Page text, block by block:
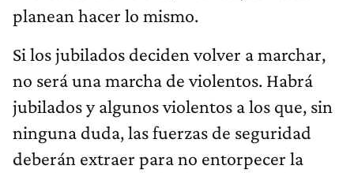
planean hacer lo mismo.
Si los jubilados deciden volver a marchar,
no será una marcha de violentos. Habrá
jubilados y algunos violentos a los que, sin
ninguna duda, las fuerzas de seguridad
deberán extraer para no entorpecer la